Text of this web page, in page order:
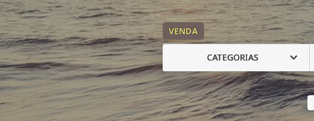
VENDA
CATEGORIAS